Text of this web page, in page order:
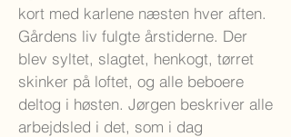
kort med karlene næsten hver aften.
Gårdens liv fulgte årstiderne. Der
blev syltet, slagtet, henkogt, tørret
skinker på loftet, og alle beboere
deltog i høsten. Jørgen beskriver alle
arbejdsled i det, som i dag